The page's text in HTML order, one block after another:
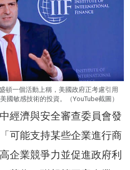
頓一個活動上稱，美國政府正考慮引用
國敏感技術的投資。（YouTube截圖）
經濟與安全審查委員會發
可能支持某些企業進行商
企業競爭力並促進政府利